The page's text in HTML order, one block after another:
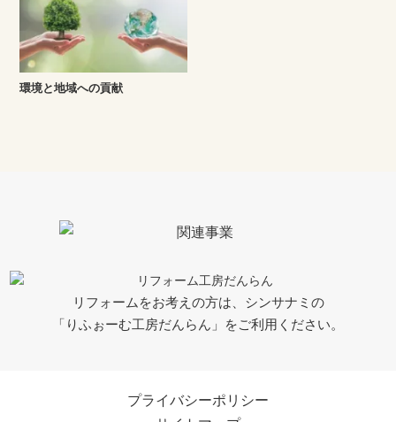
環境と地域への貢献
リフォームをお考えの方は、シンサナミの
「りふぉーむ工房だんらん」をご利用ください。
プライバシーポリシー